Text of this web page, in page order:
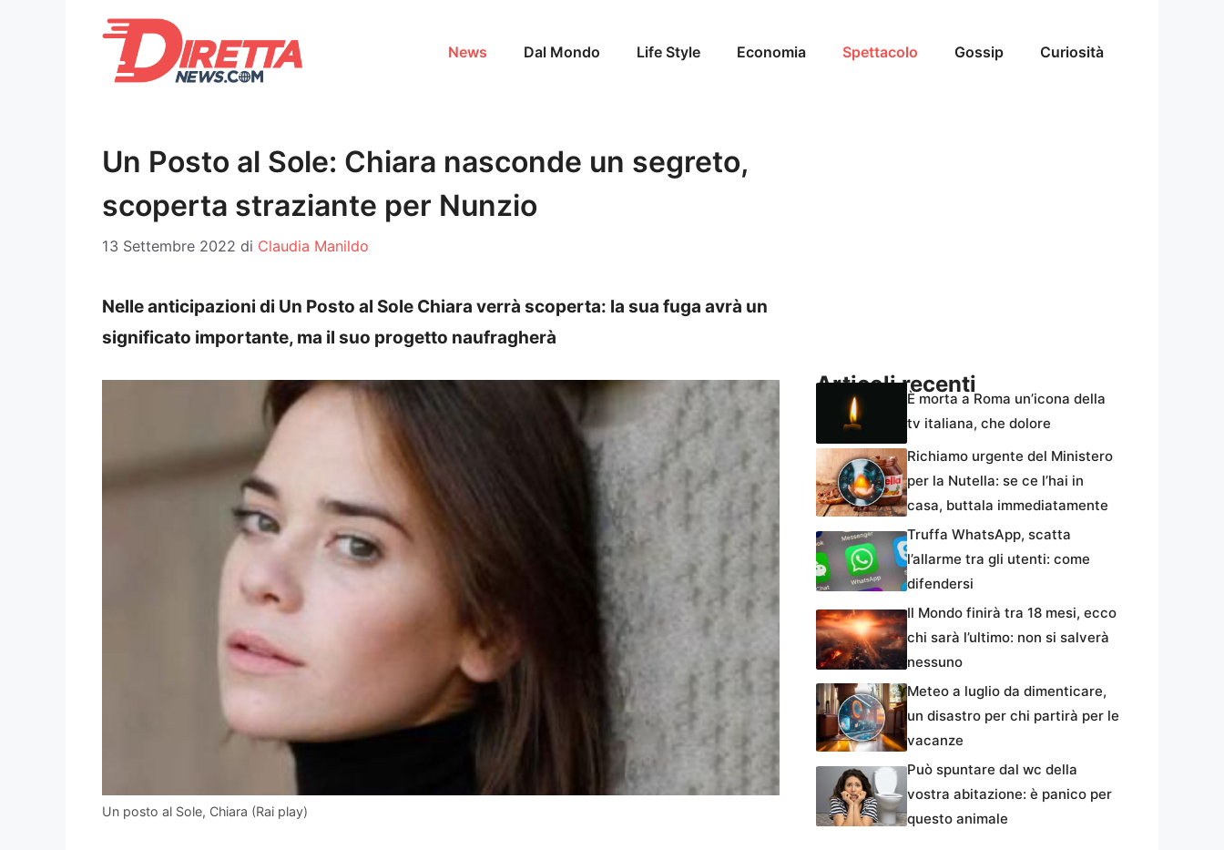
News Dal Mondo Life Style Economia Spettacolo Gossip Curiosità
Un Posto al Sole: Chiara nasconde un segreto,
scoperta straziante per Nunzio
13 Settembre 2022 di Claudia Manildo
Nelle anticipazioni di Un Posto al Sole Chiara verrà scoperta: la sua fuga avrà un
significato importante, ma il suo progetto naufragherà
Un posto al Sole, Chiara (Rai play)
Articoli recenti
È morta a Roma un’icona della
tv italiana, che dolore
Richiamo urgente del Ministero
per la Nutella: se ce l’hai in
casa, buttala immediatamente
Truffa WhatsApp, scatta
l’allarme tra gli utenti: come
difendersi
Il Mondo finirà tra 18 mesi, ecco
chi sarà l’ultimo: non si salverà
nessuno
Meteo a luglio da dimenticare,
un disastro per chi partirà per le
vacanze
Può spuntare dal wc della
vostra abitazione: è panico per
questo animale